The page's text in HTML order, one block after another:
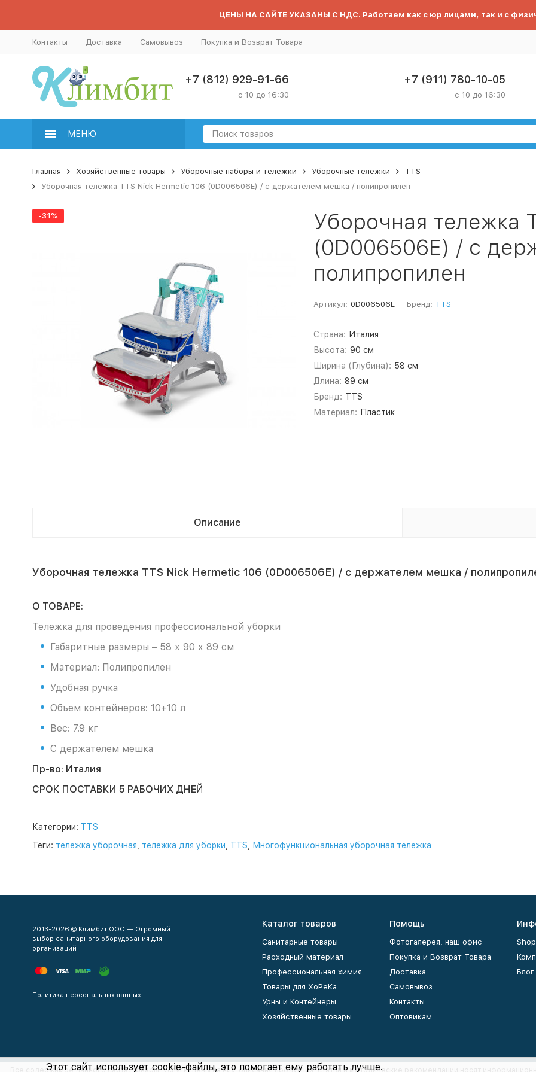
Этот сайт использует cookie-файлы, это помогает ему работать лучше.
ЦЕНЫ НА САЙТЕ УКАЗАНЫ С НДС. Работаем как с юр лицами, так и с
Контакты Доставка Самовывоз Покупка и Возврат Товара
+7 (812) 929-91-66
с 10 до 16:30
+7 (911) 780-10-05
с 10 до 16:30
МЕНЮ
Главная Хозяйственные товары Уборочные наборы и тележки Уборочные тележки
TTS
Уборочная тележка TTS Nick Hermetic 106 (0D006506E) / с держателем мешка / полипропилен
-31%
Уборочная тележка
(0D006506E) / с
полипропилен
Артикул: 0D006506E Бренд: TTS
Страна: Италия
Высота: 90 см
Ширина (Глубина): 58 см
Длина: 89 см
Бренд: TTS
Материал: Пластик
Описание
Уборочная тележка TTS Nick Hermetic 106 (0D006506E) / с держателем мешка /
О ТОВАРЕ:
Тележка для проведения профессиональной уборки
Габаритные размеры – 58 х 90 х 89 см
Материал: Полипропилен
Удобная ручка
Объем контейнеров: 10+10 л
Вес: 7.9 кг
С держателем мешка
Пр-во: Италия
СРОК ПОСТАВКИ 5 РАБОЧИХ ДНЕЙ
Категории: TTS
Теги: тележка уборочная тележка для уборки TTS Многофункциональная уборочная тележка
2013-2026 © Климбит ООО — Огромный
выбор санитарного оборудования для
организаций
Политика персональных данных
Каталог товаров
Санитарные товары
Расходный материал
Профессиональная химия
Товары для ХоРеКа
Урны и Контейнеры
Хозяйственные товары
Помощь
Фотогалерея, наш офис
Покупка и Возврат Товара
Доставка
Самовывоз
Контакты
Оптовикам
Блог
Все содержимое данного сайта: товары, услуги, цены на них, описания продукции, статьи и методические рекомендации носят